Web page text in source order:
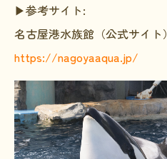
▶参考サイト:
名古屋港水族館（公式サイト）
https://nagoyaaqua.jp/